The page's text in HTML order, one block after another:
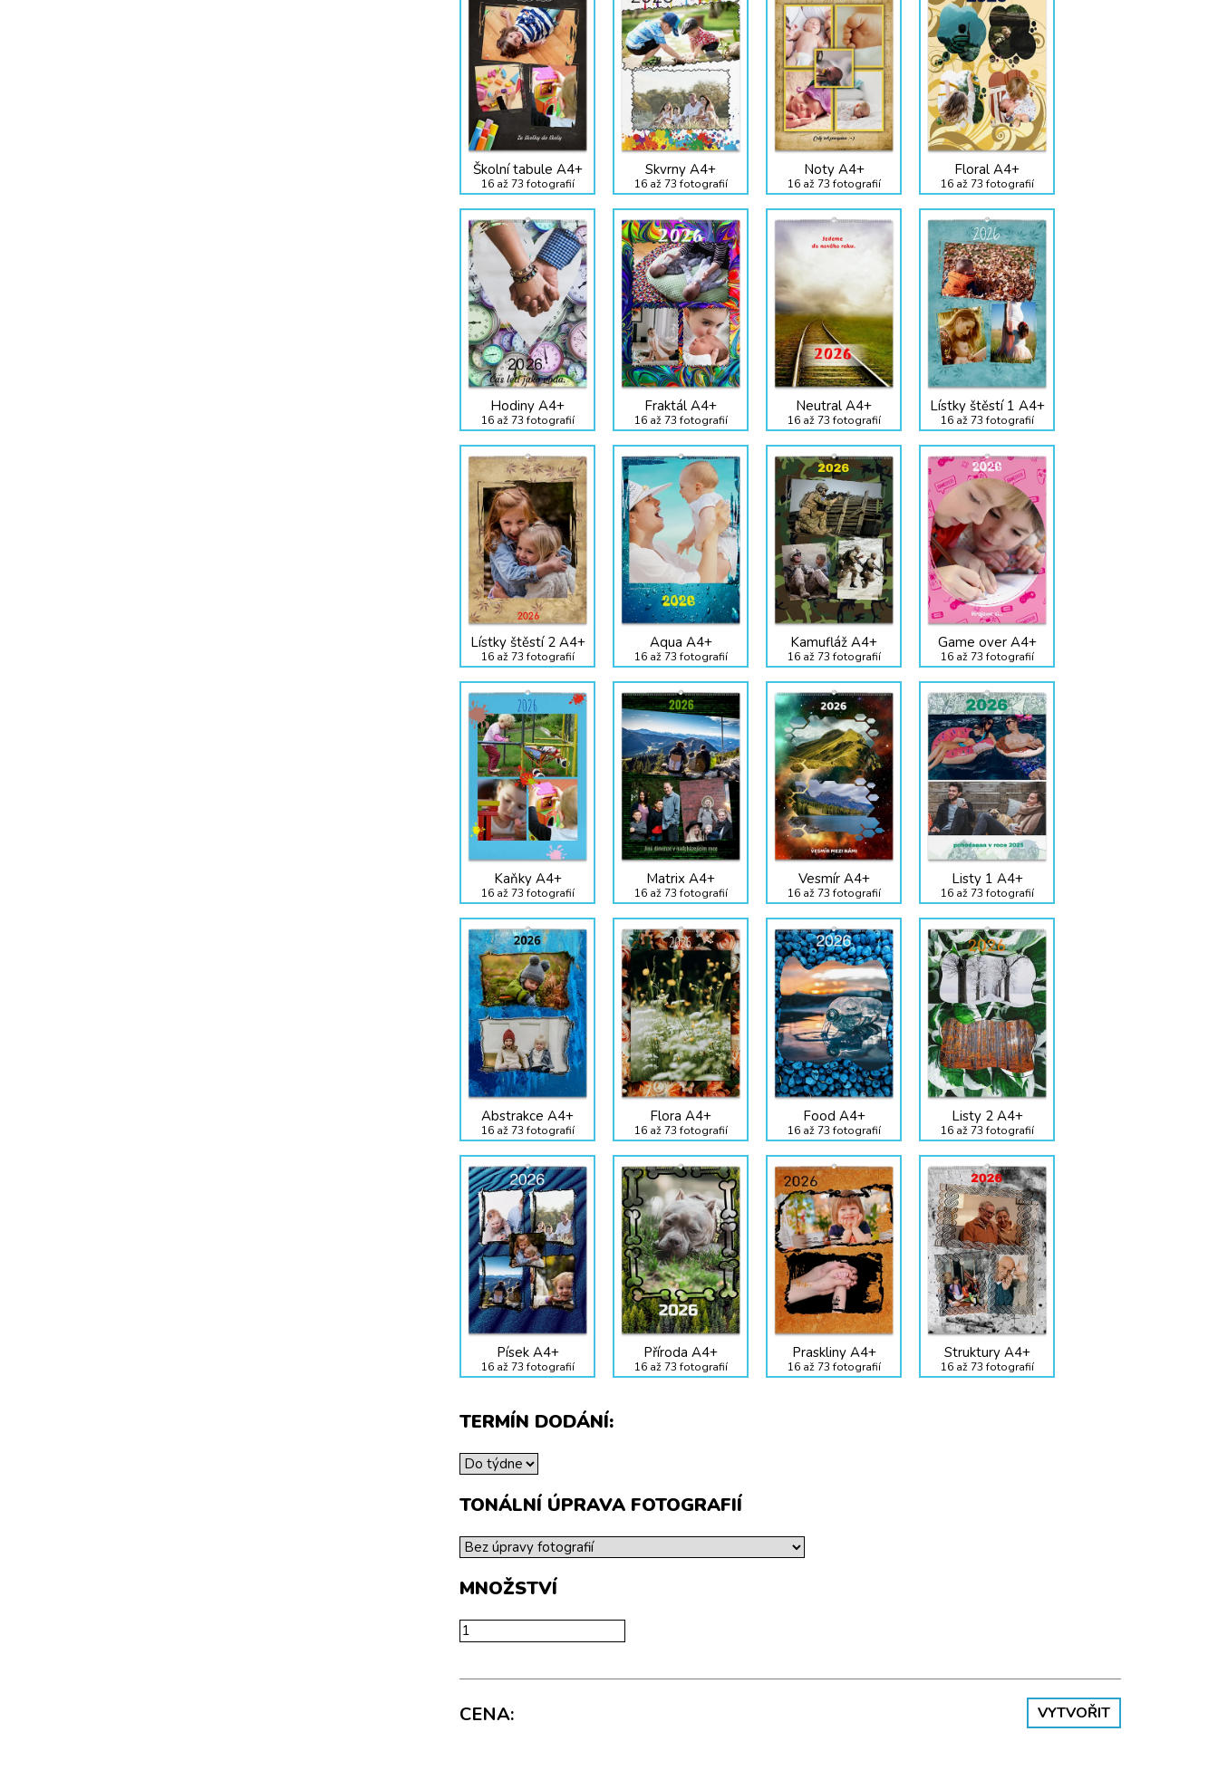
Školní tabule A4+
16 až 73 fotografií
Skvrny A4+
16 až 73 fotografií
Noty A4+
16 až 73 fotografií
Floral A4+
16 až 73 fotografií
Hodiny A4+
16 až 73 fotografií
Fraktál A4+
16 až 73 fotografií
Neutral A4+
16 až 73 fotografií
Lístky štěstí 1 A4+
16 až 73 fotografií
Lístky štěstí 2 A4+
16 až 73 fotografií
Aqua A4+
16 až 73 fotografií
Kamufláž A4+
16 až 73 fotografií
Game over A4+
16 až 73 fotografií
Kaňky A4+
16 až 73 fotografií
Matrix A4+
16 až 73 fotografií
Vesmír A4+
16 až 73 fotografií
Listy 1 A4+
16 až 73 fotografií
Abstrakce A4+
16 až 73 fotografií
Flora A4+
16 až 73 fotografií
Food A4+
16 až 73 fotografií
Listy 2 A4+
16 až 73 fotografií
Písek A4+
16 až 73 fotografií
Příroda A4+
16 až 73 fotografií
Praskliny A4+
16 až 73 fotografií
Struktury A4+
16 až 73 fotografií
TERMÍN DODÁNÍ:
TONÁLNÍ ÚPRAVA FOTOGRAFIÍ
MNOŽSTVÍ
CENA VYTVOŘIT